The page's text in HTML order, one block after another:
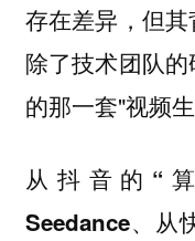
存在差异，但其
除了技术团队
的那一套"视频生
从抖音的“
Seedance、从